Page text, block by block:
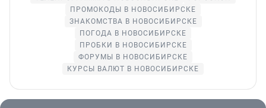
ПРОМОКОДЫ В НОВОСИБИРСКЕ
ЗНАКОМСТВА В НОВОСИБИРСКЕ
ПОГОДА В НОВОСИБИРСКЕ
ПРОБКИ В НОВОСИБИРСКЕ
ФОРУМЫ В НОВОСИБИРСКЕ
КУРСЫ ВАЛЮТ В НОВОСИБИРСКЕ